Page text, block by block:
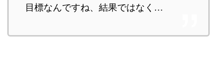
目標なんですね、結果ではなく…